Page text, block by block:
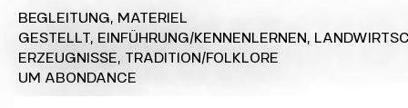
BEGLEITUNG, MATERIEL
GESTELLT, EINFÜHRUNG/KENNENLERNEN,
ERZEUGNISSE, TRADITION/FOLKLORE
UM ABONDANCE